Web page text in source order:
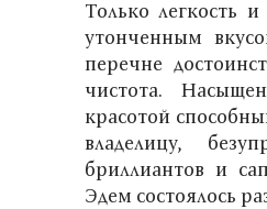
Только легкость
утонченным
перечне
чистота.
красотой
владелицу,
бриллиантов и
Эдем состоялось